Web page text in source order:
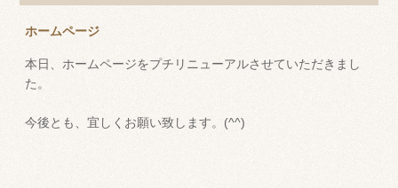
ホームページ
本日、ホームページをプチリニューアルさせていただきまし
た。
今後とも、宜しくお願い致します。(^^)